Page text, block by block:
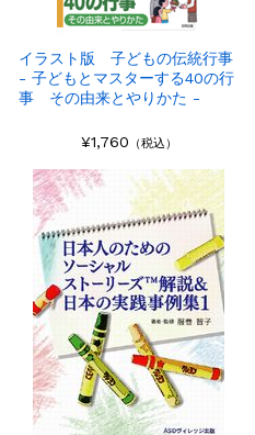
イラスト版 子どもの伝統行事
- 子どもとマスターする40の行
事 その由来とやりかた -
¥1,760 （税込）